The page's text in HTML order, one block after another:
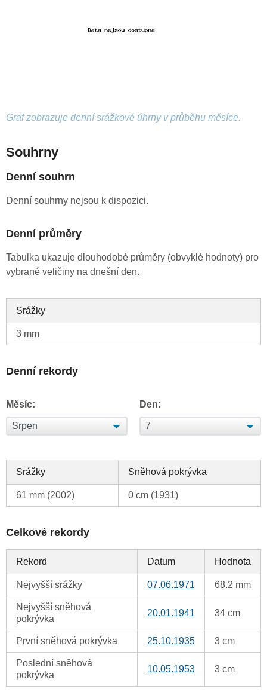
Graf zobrazuje denní srážkové úhrny v průběhu měsíce.
Souhrny
Denní souhrn
Denní souhrny nejsou k dispozici.
Denní průměry
Tabulka ukazuje dlouhodobé průměry (obvyklé hodnoty) pro
vybrané veličiny na dnešní den.
Srážky
3 mm
Denní rekordy
Měsíc: Den:
Srážky Sněhová pokrývka
61 mm (2002) 0 cm (1931)
Celkové rekordy
Rekord Datum Hodnota
Nejvyšší srážky 07.06.1971 68.2 mm
Nejvyšší sněhová
pokrývka
20.01.1941 34 cm
První sněhová pokrývka 25.10.1935 3 cm
Poslední sněhová
pokrývka
10.05.1953 3 cm